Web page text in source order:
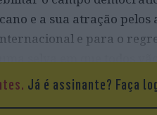
e a sua atração pelos
e para o
selva em que todos
entra numa nova era
Já é assinante? Faça